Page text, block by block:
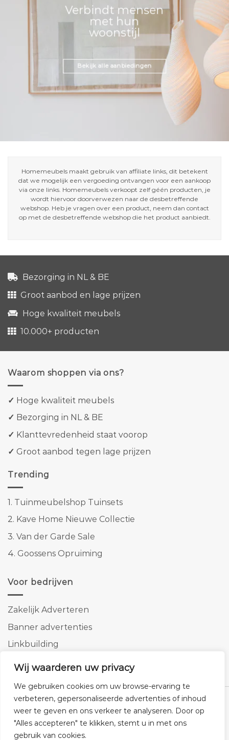
Wij waarderen uw privacy
We gebruiken cookies om uw browse-ervaring te
verbeteren, gepersonaliseerde advertenties of inhoud
weer te geven en ons verkeer te analyseren. Door op
"Alles accepteren" te klikken, stemt u in met ons
gebruik van cookies.
Verbindt mensen
met hun
woonstijl
Bekijk alle aanbiedingen
Homemeubels maakt gebruik van affiliate links, dit betekent
dat we mogelijk een vergoeding ontvangen voor een aankoop
via onze links. Homemeubels verkoopt zelf géén producten, je
wordt hiervoor doorverwezen naar de desbetreffende
webshop. Heb je vragen over een product, neem dan contact
op met de desbetreffende webshop die het product aanbiedt.
Bezorging in NL & BE
Groot aanbod en lage prijzen
Hoge kwaliteit meubels
10.000+ producten
Waarom shoppen via ons?
✓ Hoge kwaliteit meubels
✓ Bezorging in NL & BE
✓ Klanttevredenheid staat voorop
✓ Groot aanbod tegen lage prijzen
Trending
1. Tuinmeubelshop Tuinsets
2. Kave Home Nieuwe Collectie
3. Van der Garde Sale
4. Goossens Opruiming
Voor bedrijven
Zakelijk Adverteren
Banner advertenties
Linkbuilding
SEO copywriting
Klantenservice Cookies Privacybeleid Disclaimer